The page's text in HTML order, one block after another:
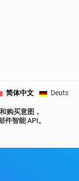
购买意图，
智能 API。
简体中文 Deutsch